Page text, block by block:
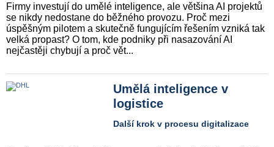
Firmy investují do umělé inteligence, ale většina AI projektů
se nikdy nedostane do běžného provozu. Proč mezi
úspěšným pilotem a skutečně fungujícím řešením vzniká tak
velká propast? O tom, kde podniky při nasazování AI
nejčastěji chybují a proč vět...
Umělá inteligence v
logistice
Další krok v procesu digitalizace